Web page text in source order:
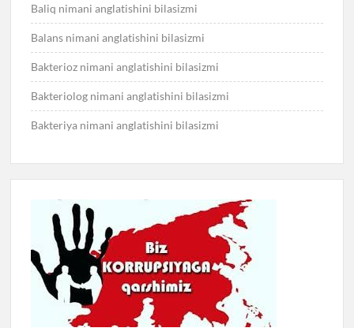
Baliq nimani anglatishini bilasizmi
Balans nimani anglatishini bilasizmi
Bakterioz nimani anglatishini bilasizmi
Bakteriolog nimani anglatishini bilasizmi
Bakteriya nimani anglatishini bilasizmi